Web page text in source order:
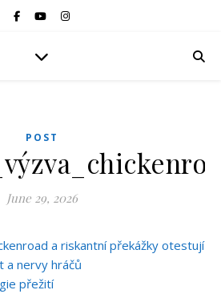
POST
June 29, 2026
a riskantní překážky otestují
a nervy hráčů
přežití